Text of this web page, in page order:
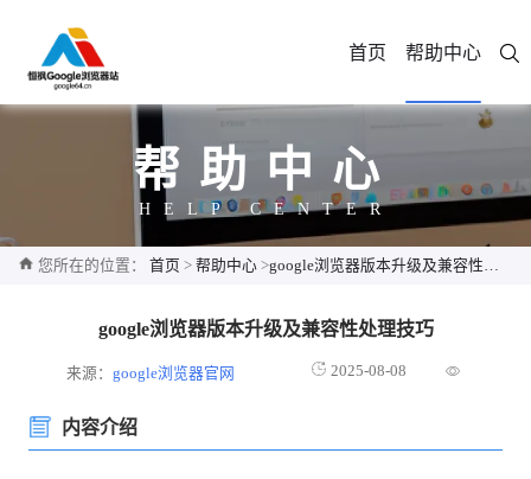
首页 帮助中心
帮助中心
HELP CENTER
您所在的位置： 首页 > 帮助中心 >google浏览器版本升级及兼容性处理技巧
google浏览器版本升级及兼容性处理技巧
来源：google浏览器官网 2025-08-08
内容介绍